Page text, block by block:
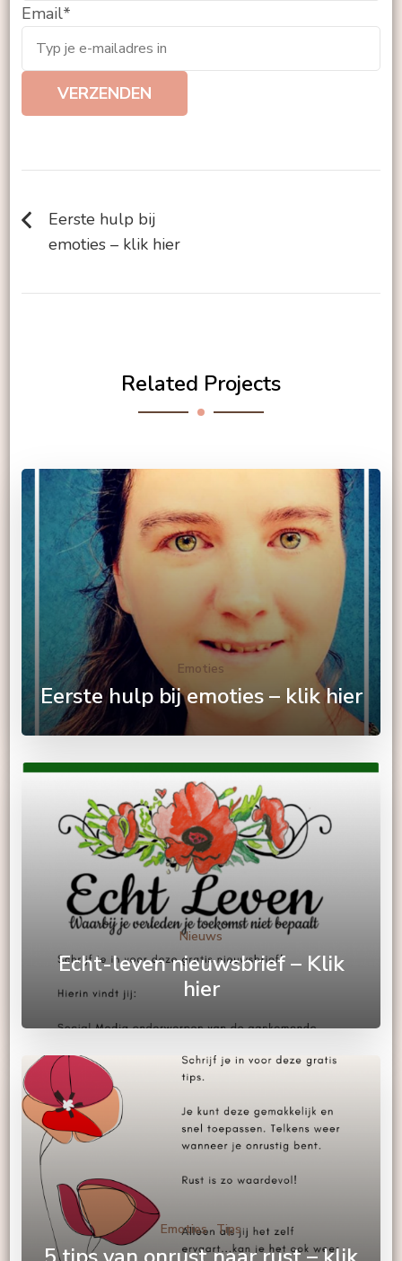
Email*
VERZENDEN
navigatie
Eerste hulp bij
emoties – klik hier
Related Projects
Emoties
Eerste hulp bij emoties – klik hier
Nieuws
Echt-leven nieuwsbrief – Klik
hier
Emoties Tips